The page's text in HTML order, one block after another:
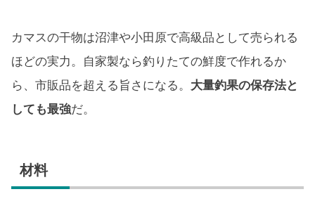
カマスの干物は沼津や小田原で高級品として売られる
ほどの実力。自家製なら釣りたての鮮度で作れるか
ら、市販品を超える旨さになる。 大量釣果の保存法と
しても最強だ。
材料